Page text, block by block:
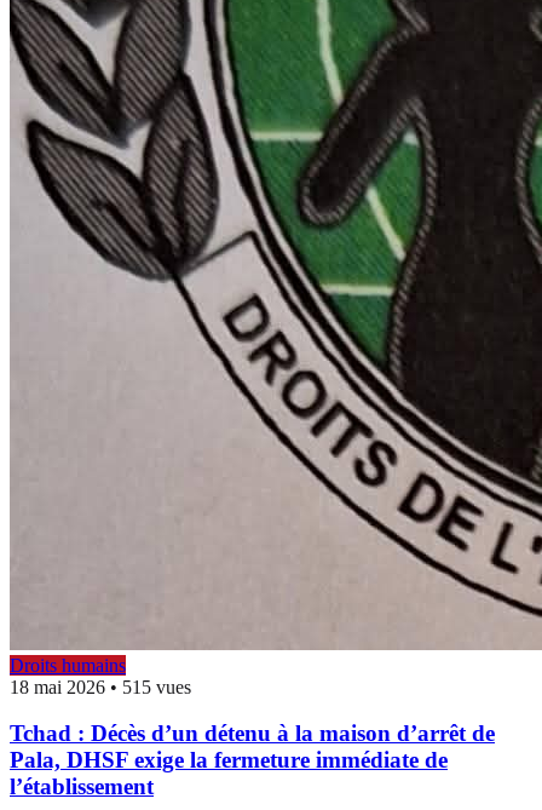
Droits humains
18 mai 2026 • 515 vues
Tchad : Décès d’un détenu à la maison d’arrêt de
Pala, DHSF exige la fermeture immédiate de
l’établissement